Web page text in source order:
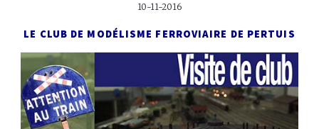
10-11-2016
LE CLUB DE MODÉLISME FERROVIAIRE DE PERTUIS